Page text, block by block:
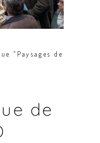
"Paysages de
de